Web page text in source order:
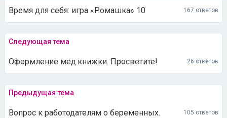
Время для себя: игра «Ромашка» 10 167 ответов
Следующая тема
Оформление мед.книжки. Просветите! 26 ответов
Предыдущая тема
Вопрос к работодателям о беременных. 105 ответов